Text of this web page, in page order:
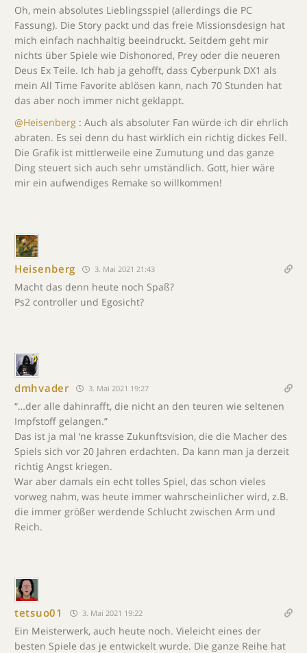
Oh, mein absolutes Lieblingsspiel (allerdings die PC
Fassung). Die Story packt und das freie Missionsdesign hat
mich einfach nachhaltig beeindruckt. Seitdem geht mir
nichts über Spiele wie Dishonored, Prey oder die neueren
Deus Ex Teile. Ich hab ja gehofft, dass Cyberpunk DX1 als
mein All Time Favorite ablösen kann, nach 70 Stunden hat
das aber noch immer nicht geklappt.
@Heisenberg : Auch als absoluter Fan würde ich dir ehrlich
abraten. Es sei denn du hast wirklich ein richtig dickes Fell.
Die Grafik ist mittlerweile eine Zumutung und das ganze
Ding steuert sich auch sehr umständlich. Gott, hier wäre
mir ein aufwendiges Remake so willkommen!
Heisenberg 3. Mai 2021 21:43
Macht das denn heute noch Spaß?
Ps2 controller und Egosicht?
dmhvader 3. Mai 2021 19:27
“…der alle dahinrafft, die nicht an den teuren wie seltenen
Impfstoff gelangen.”
Das ist ja mal ‘ne krasse Zukunftsvision, die die Macher des
Spiels sich vor 20 Jahren erdachten. Da kann man ja derzeit
richtig Angst kriegen.
War aber damals ein echt tolles Spiel, das schon vieles
vorweg nahm, was heute immer wahrscheinlicher wird, z.B.
die immer größer werdende Schlucht zwischen Arm und
Reich.
tetsuo01 3. Mai 2021 19:22
Ein Meisterwerk, auch heute noch. Vieleicht eines der
besten Spiele das je entwickelt wurde. Die ganze Reihe hat